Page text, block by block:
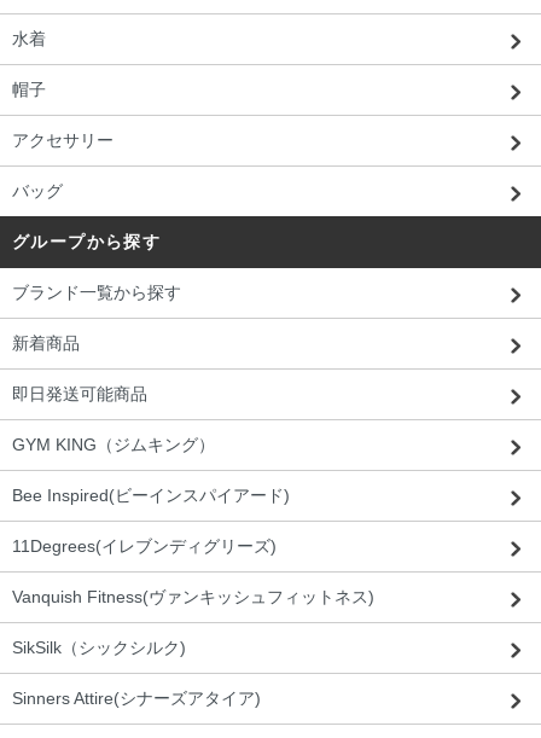
水着
帽子
アクセサリー
バッグ
グループから探す
ブランド一覧から探す
新着商品
即日発送可能商品
GYM KING（ジムキング）
Bee Inspired(ビーインスパイアード)
11Degrees(イレブンディグリーズ)
Vanquish Fitness(ヴァンキッシュフィットネス)
SikSilk（シックシルク)
Sinners Attire(シナーズアタイア)